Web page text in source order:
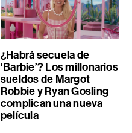
¿Habrá secuela de
‘Barbie’? Los millonarios
sueldos de Margot
Robbie y Ryan Gosling
complican una nueva
película